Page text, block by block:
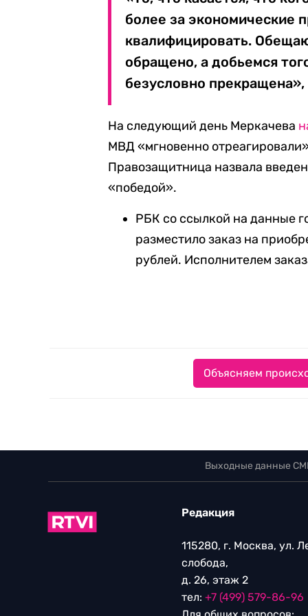
более за экономические
квалифицировать.
обращено, а добьемся
безусловно прекращена»,
На следующий день Меркачева
МВД «мгновенно
Правозащитница назвала
«победой».
РБК со ссылкой на данные
разместило заказ на
рублей. Исполнителем
Объясняем
Выходные данные
Редакция
115280, г. Москва, ул.
слобода,
д. 26, этаж 2
тел: +7 (499) 579-86-96